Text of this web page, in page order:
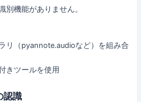
別機能がありません。
リ（pyannote.audioなど）を組み合
きツールを使用
認識